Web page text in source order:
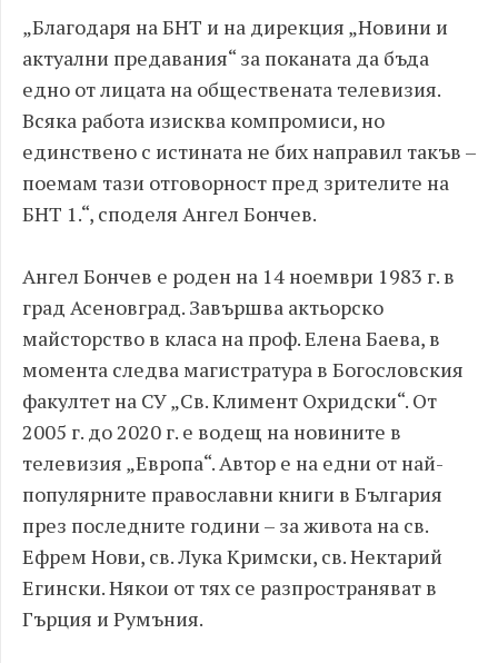
„Благодаря на БНТ и на дирекция „Новини и
актуални предавания“ за поканата да бъда
едно от лицата на обществената телевизия.
Всяка работа изисква компромиси, но
единствено с истината не бих направил такъв –
поемам тази отговорност пред зрителите на
БНТ 1.“, споделя Ангел Бончев.
Ангел Бончев е роден на 14 ноември 1983 г. в
град Асеновград. Завършва актьорско
майсторство в класа на проф. Елена Баева, в
момента следва магистратура в Богословския
факултет на СУ „Св. Климент Охридски“. От
2005 г. до 2020 г. е водещ на новините в
телевизия „Европа“. Автор е на едни от най-
популярните православни книги в България
през последните години – за живота на св.
Ефрем Нови, св. Лука Кримски, св. Нектарий
Егински. Някои от тях се разпространяват в
Гърция и Румъния.